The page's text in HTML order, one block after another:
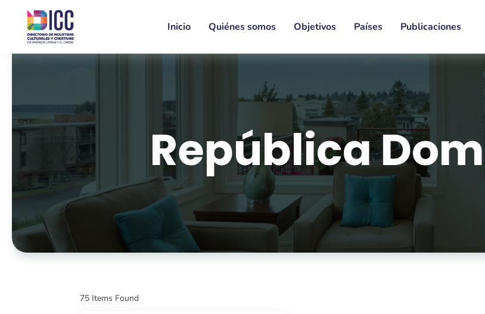
Inicio Quiénes somos Objetivos Países Publicaciones
República
75 Items Found